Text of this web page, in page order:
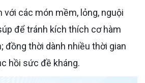
để tránh kích thích cơ hàm
đồng thời dành nhiều thời gian
hồi sức đề kháng.